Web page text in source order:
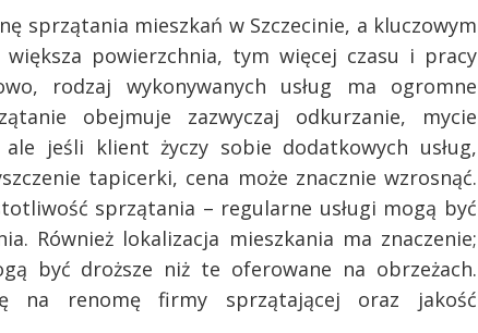
sprzątania mieszkań w Szczecinie, a kluczowym
powierzchnia, tym więcej czasu i pracy
rodzaj wykonywanych usług ma ogromne
obejmuje zazwyczaj odkurzanie, mycie
jeśli klient życzy sobie dodatkowych usług,
tapicerki, cena może znacznie wzrosnąć.
sprzątania – regularne usługi mogą być
Również lokalizacja mieszkania ma znaczenie;
być droższe niż te oferowane na obrzeżach.
na renomę firmy sprzątającej oraz jakość